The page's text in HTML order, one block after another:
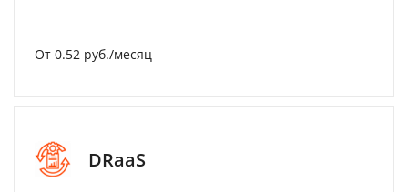
От 0.52 руб./месяц
DRaaS